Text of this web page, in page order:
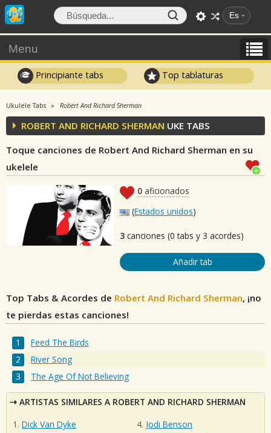
Es
Menu
Principiante tabs Top tablaturas
Ukulele Tabs Robert And Richard Sherman
ROBERT AND RICHARD SHERMAN UKE TABS
Toque canciones de Robert And Richard Sherman en su
ukelele
0 aficionados
(Estados unidos)
3 canciones (0 tabs y 3 acordes)
Añadir tab
Top Tabs & Acordes de Robert And Richard Sherman, ¡no
te pierdas estas canciones!
Feed The Birds
River Song
The Age Of Not Believing
ARTISTAS SIMILARES A ROBERT AND RICHARD SHERMAN
Dick Van Dyke
Jodi Benson